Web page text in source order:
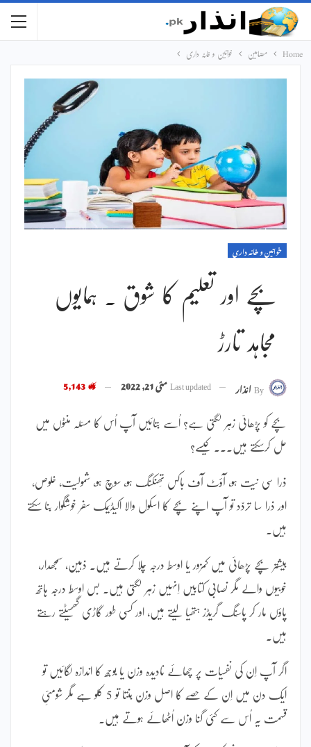
Home مضامین خواتین و خانہ داری
خواتین و خانہ داری
بچے اور تعلیم کا شوق ۔ ہمایوں
مجاہد تارڑ
Byانذار Last updatedمئی 21, 2022
بچے کو پڑھائی زہر لگتی ہے؟ اُسے بتائیں آپ اُس کا مسئلہ منٹوں میں
حل کرسکتے ہیں۔۔۔ کیسے؟
ذرا سی نیت ہو، آؤٹ آف باکس تِھنکنگ ہو، سوچ ہو، شمولیت، خلوص،
اور ذرا سا تردّد تو آپ اپنے بچے کا اسکول والا اکیڈیمک سفر خوشگوار بنا سکتے
ہیں۔
بیشتر بچے پڑھائی میں کمزور یا اوسط درجہ چلا کرتے ہیں۔ ذہین، سمجھدار،
خوبیوں والے مگر نصابی کتابیں اِنہیں زہر لگتی ہیں۔ بس اوسط درجہ ہاتھ
پاؤں مار کر پاسِنگ گریڈز ہتھیا لیتے ہیں، اور کسی طور گاڑی گھسیٹتے رہتے
ہیں۔
اگر آپ اِن کی نفسیات پر چھائے نادیدہ وزن یا بوجھ کا اندازہ لگائیں تو
ایک دن میں اِن کے حصّے کا اصل وزن بنتا تو 5 کلو ہے مگر شومئیِ
قسمت یہ اُس سے کئی گنا وزن اُٹھائے ہوتے ہیں۔